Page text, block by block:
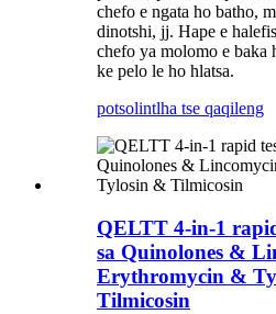
chefo e ngata ho batho,
dinotshi, jj. Hape e
chefo ya molomo e baka
ke pelo le ho hlatsa.
potsolintlha tse qaqileng
QELTT 4-in-1
sa Quinolones &
Erythromycin &
Tilmicosin